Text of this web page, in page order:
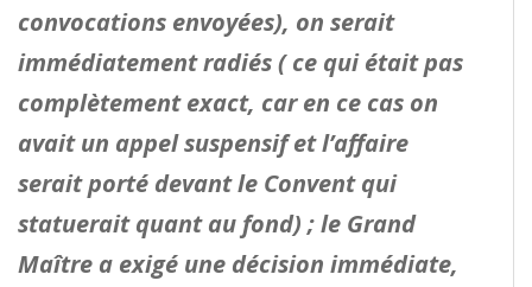
convocations envoyées), on serait
immédiatement radiés ( ce qui était pas
complètement exact, car en ce cas on
avait un appel suspensif et l’affaire
serait porté devant le Convent qui
statuerait quant au fond) ; le Grand
Maître a exigé une décision immédiate,